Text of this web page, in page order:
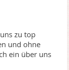
zu top
und ohne
ein über uns